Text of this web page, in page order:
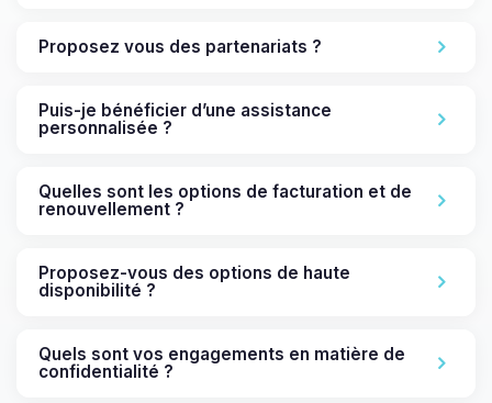
Proposez vous des partenariats ?
Puis-je bénéficier d’une assistance
personnalisée ?
Quelles sont les options de facturation et de
renouvellement ?
Proposez-vous des options de haute
disponibilité ?
Quels sont vos engagements en matière de
confidentialité ?